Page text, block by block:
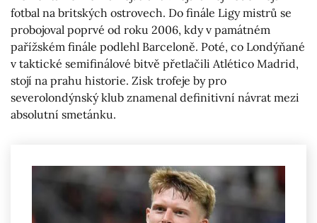
fotbal na britských ostrovech. Do finále Ligy mistrů se
probojoval poprvé od roku 2006, kdy v památném
pařížském finále podlehl Barceloně. Poté, co Londýňané
v taktické semifinálové bitvě přetlačili Atlético Madrid,
stojí na prahu historie. Zisk trofeje by pro
severolondýnský klub znamenal definitivní návrat mezi
absolutní smetánku.